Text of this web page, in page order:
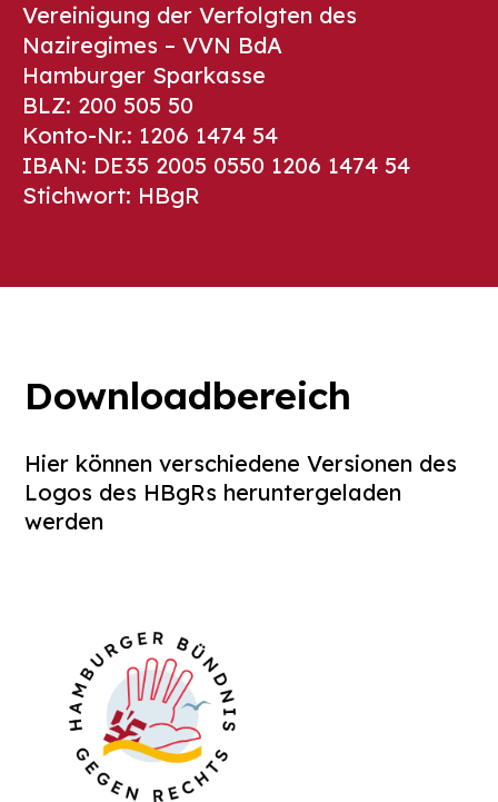
Vereinigung der Verfolgten des
Naziregimes – VVN BdA
Hamburger Sparkasse
BLZ: 200 505 50
Konto-Nr.: 1206 1474 54
IBAN: DE35 2005 0550 1206 1474 54
Stichwort: HBgR
Downloadbereich
Hier können verschiedene Versionen des
Logos des HBgRs heruntergeladen
werden